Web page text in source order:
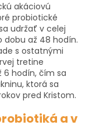
akáciovú
probiotické
udržať v celej
dobu až 48 hodín.
s ostatnými
tretine
6 hodín, čím sa
ktorá sa
pred Kristom.
a v